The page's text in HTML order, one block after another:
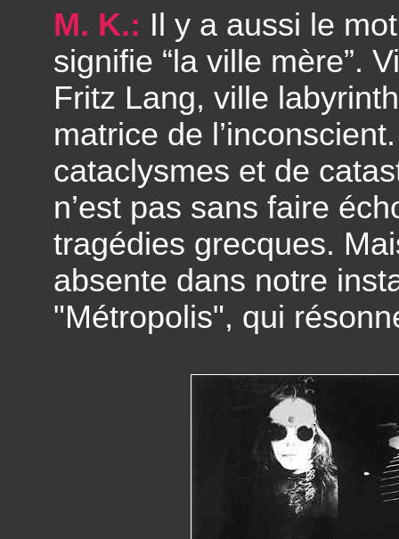
M. K.: Il y a aussi le
signifie “la ville mère”.
Fritz Lang, ville
matrice de
cataclysmes et de
n’est pas sans faire
tragédies grecques.
absente dans notre
"Métropolis", qui